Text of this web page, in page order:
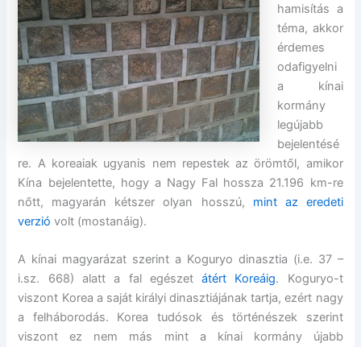
hamisítás a
téma, akkor
érdemes
odafigyelni
a kínai
kormány
legújabb
bejelentésé
re. A koreaiak ugyanis nem repestek az örömtől, amikor
Kína bejelentette, hogy a Nagy Fal hossza 21.196 km-re
nőtt, magyarán kétszer olyan hosszú, mint az eredeti
verzió volt (mostanáig).
A kínai magyarázat szerint a Koguryo dinasztia (i.e. 37 –
i.sz. 668) alatt a fal egészetátért Koreáig. Koguryo-t
viszont Korea a saját királyi dinasztiájának tartja, ezért nagy
a felháborodás. Korea tudósok és történészek szerint
viszont ez nem más mint a kínai kormány újabb